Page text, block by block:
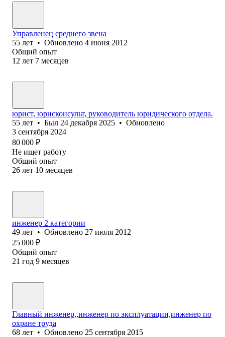
Управленец среднего звена
55 лет • Обновлено 4 июня 2012
Общий опыт
12 лет 7 месяцев
юрист, юрисконсульт, руководитель юридического отдела.
55 лет • Был 24 декабря 2025 • Обновлено
3 сентября 2024
80 000 ₽
Не ищет работу
Общий опыт
26 лет 10 месяцев
инженер 2 категории
49 лет • Обновлено 27 июля 2012
25 000 ₽
Общий опыт
21 год 9 месяцев
Главный инженер,,инженер по эксплуатации,инженер по
охране труда
68 лет • Обновлено 25 сентября 2015